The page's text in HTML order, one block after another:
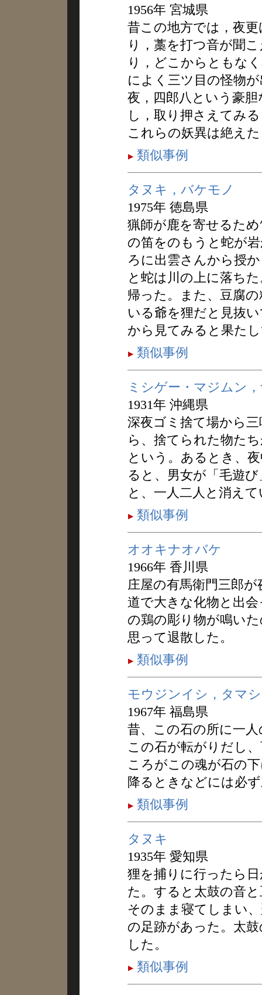
1956年 宮城県
昔この地方では，夜
り，藁を打つ音が聞
り，どこからともな
によく三ツ目の怪物
夜，四郎八という豪
し，取り押さえてみ
これらの妖異は絶え
類似事例
タヌキ，バケモノ
1975年 徳島県
猟師が鹿を寄せるた
の笛をのもうと蛇が
ろに出雲さんから授
と蛇は川の上に落ち
帰った。また、豆腐
いる爺を狸だと見抜
から見てみると果た
類似事例
ミシゲー・マジムン
1931年 沖縄県
深夜ゴミ捨て場から
ら、捨てられた物た
という。あるとき、
ると、男女が「毛遊
と、一人二人と消え
類似事例
オオキナオバケ
1966年 香川県
庄屋の有馬衛門三郎
道で大きな化物と出
の鶏の彫り物が鳴い
思って退散した。
類似事例
モウジンイシ，タマ
1967年 福島県
昔、この石の所に一
この石が転がりだし
ころがこの魂が石の
降るときなどには必
類似事例
タヌキ
1935年 愛知県
狸を捕りに行ったら
た。すると太鼓の音
そのまま寝てしまい
の足跡があった。太
した。
類似事例